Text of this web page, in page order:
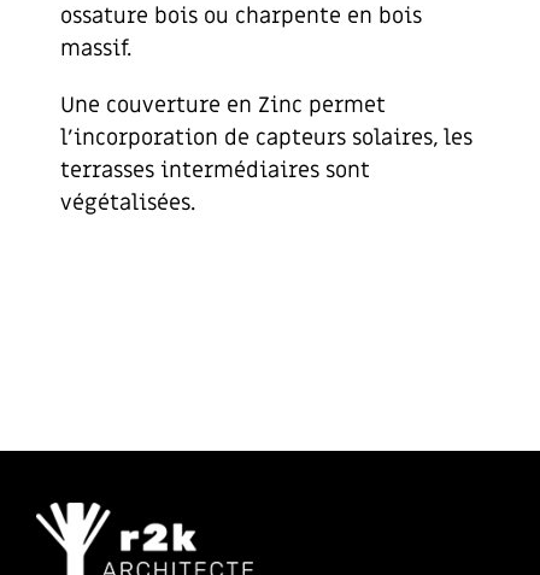
ossature bois ou charpente en bois
massif.
Une couverture en Zinc permet
l’incorporation de capteurs solaires, les
terrasses intermédiaires sont
végétalisées.